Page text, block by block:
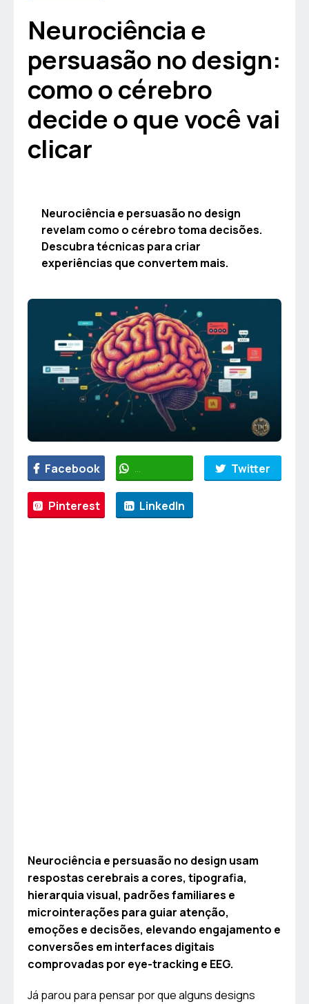
Neurociência e
persuasão no design:
como o cérebro
decide o que você vai
clicar
Neurociência e persuasão no design
revelam como o cérebro toma decisões.
Descubra técnicas para criar
experiências que convertem mais.
Facebook WhatsApp Twitter
Pinterest LinkedIn
Neurociência e persuasão no design usam
respostas cerebrais a cores, tipografia,
hierarquia visual, padrões familiares e
microinterações para guiar atenção,
emoções e decisões, elevando engajamento e
conversões em interfaces digitais
comprovadas por eye-tracking e EEG.
Já parou para pensar por que alguns designs